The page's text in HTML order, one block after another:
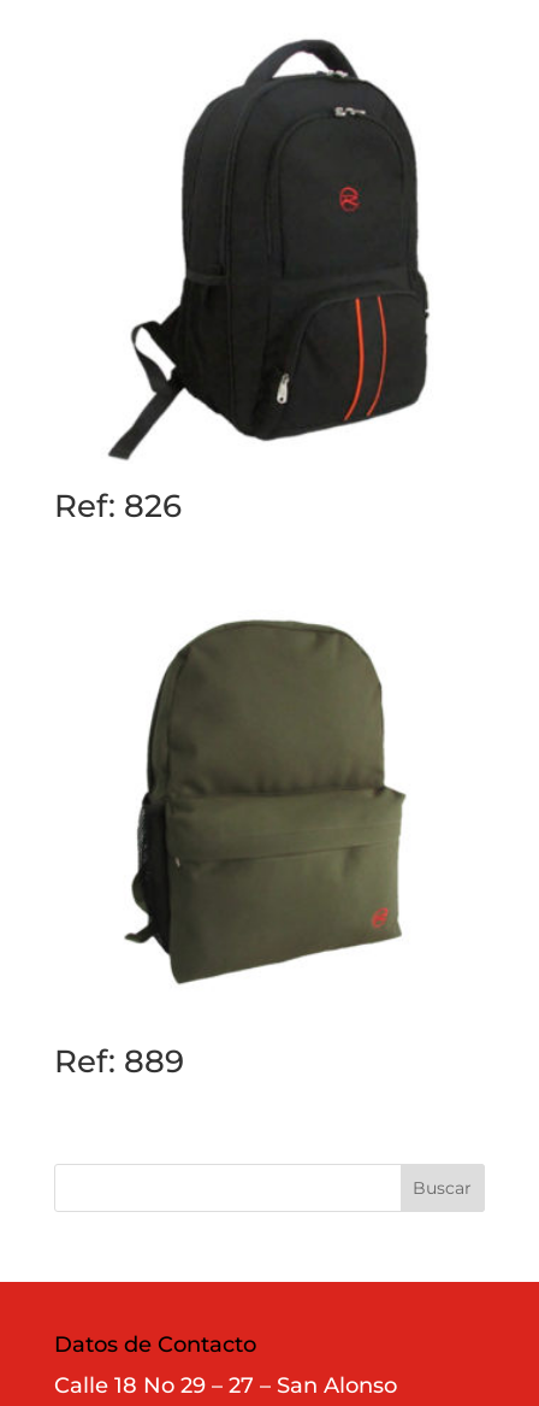
Ref: 826
Ref: 889
Datos de Contacto
Calle 18 No 29 – 27 – San Alonso